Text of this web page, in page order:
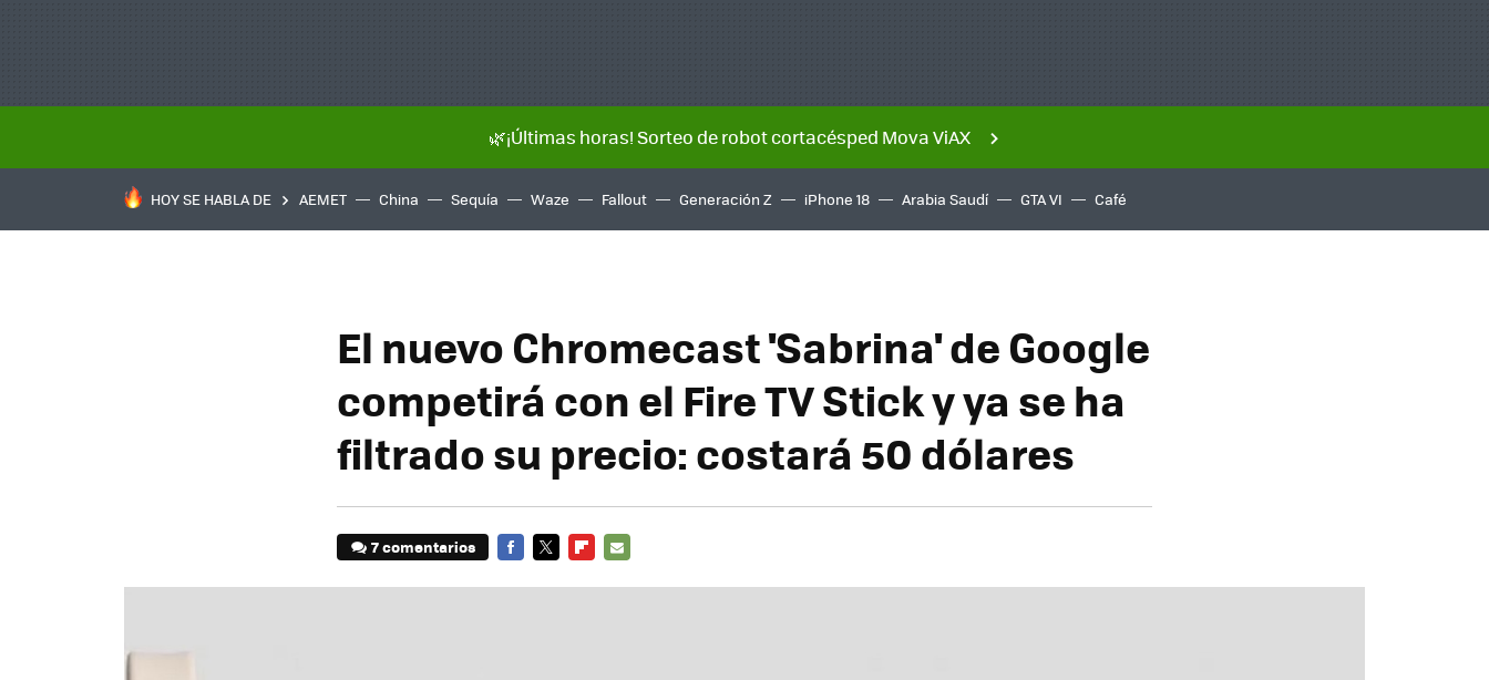
🌿¡Últimas horas! Sorteo de robot cortacésped Mova ViAX
HOY SE HABLA DE AEMET China Sequía Waze Fallout Generación Z iPhone 18 Arabia Saudí GTA VI Café
El nuevo Chromecast 'Sabrina' de Google
competirá con el Fire TV Stick y ya se ha
filtrado su precio: costará 50 dólares
7 comentarios